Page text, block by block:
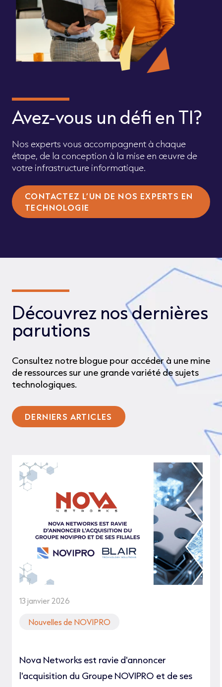
Avez-vous un défi en TI?
Nos experts vous accompagnent à chaque
étape, de la conception à la mise en œuvre de
votre infrastructure informatique.
CONTACTEZ L’UN DE NOS EXPERTS EN
TECHNOLOGIE
Découvrez nos dernières
parutions
Consultez notre blogue pour accéder à une mine
de ressources sur une grande variété de sujets
technologiques.
DERNIERS ARTICLES
13 janvier 2026
Nouvelles de NOVIPRO
Nova Networks est ravie d'annoncer
l'acquisition du Groupe NOVIPRO et de ses